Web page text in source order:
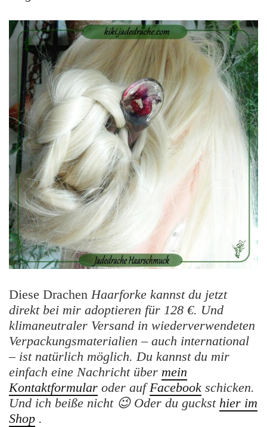
Diese Drachen Haarforke kannst du jetzt
direkt bei mir adoptieren für 128 €. Und
klimaneutraler Versand in wiederverwendeten
Verpackungsmaterialien – auch international
– ist natürlich möglich. Du kannst du mir
einfach eine Nachricht über mein
Kontaktformular oder aufFacebook schicken.
Und ich beiße nicht 😉 Oder du guckst hier im
Shop .